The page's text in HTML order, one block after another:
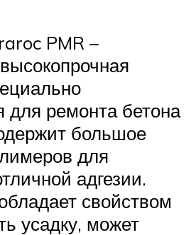
PMR –
для ремонта бетона
большое
для
адгезии.
свойством
усадку, может